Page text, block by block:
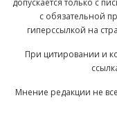
допускается только с
с обязательной
гиперссылкой на
При цитировании и
Мнение редакции не